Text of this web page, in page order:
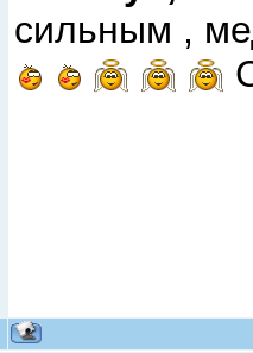
сильным ,